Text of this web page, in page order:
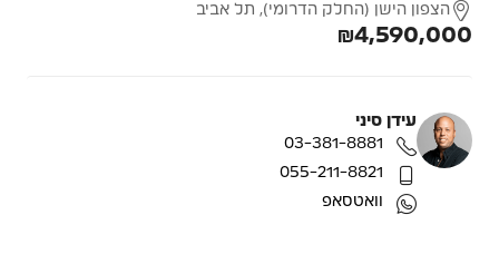
הצפון הישן (החלק הדרומי), תל אביב
₪4,590,000
עידן סיני
03-381-8881
055-211-8821
וואטסאפ